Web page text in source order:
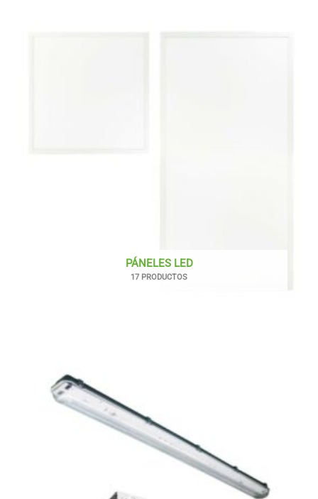
PÁNELES LED
17 PRODUCTOS